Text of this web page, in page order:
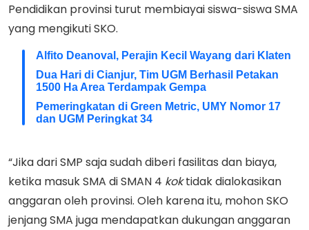
Pendidikan provinsi turut membiayai siswa-siswa SMA
yang mengikuti SKO.
Alfito Deanoval, Perajin Kecil Wayang dari Klaten
Dua Hari di Cianjur, Tim UGM Berhasil Petakan
1500 Ha Area Terdampak Gempa
Pemeringkatan di Green Metric, UMY Nomor 17
dan UGM Peringkat 34
“Jika dari SMP saja sudah diberi fasilitas dan biaya,
ketika masuk SMA di SMAN 4 koktidak dialokasikan
anggaran oleh provinsi. Oleh karena itu, mohon SKO
jenjang SMA juga mendapatkan dukungan anggaran